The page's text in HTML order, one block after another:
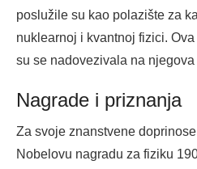
poslužile su kao polazište za
nuklearnoj i kvantnoj fizici.
su se nadovezivala na
Nagrade i priznanja
Za svoje znanstvene
Nobelovu nagradu za fiziku